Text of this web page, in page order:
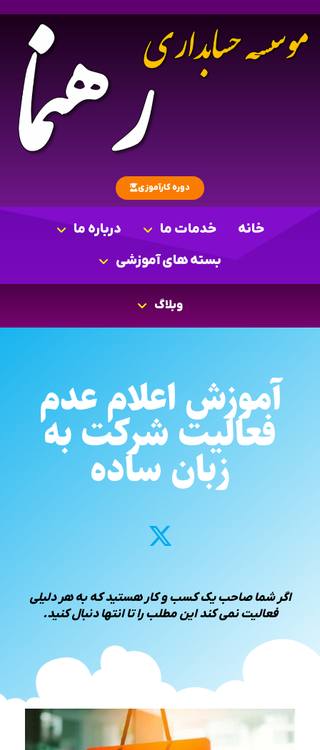
دوره کارآموزی
خانه خدمات ما
درباره ما
بسته های آموزشی
وبلاگ
آموزش اعلام عدم
فعالیت شرکت به
زبان ساده
اگر شما صاحب یک کسب و کار هستید که به هر دلیلی
فعالیت نمی کند این مطلب را تا انتها دنبال کنید.